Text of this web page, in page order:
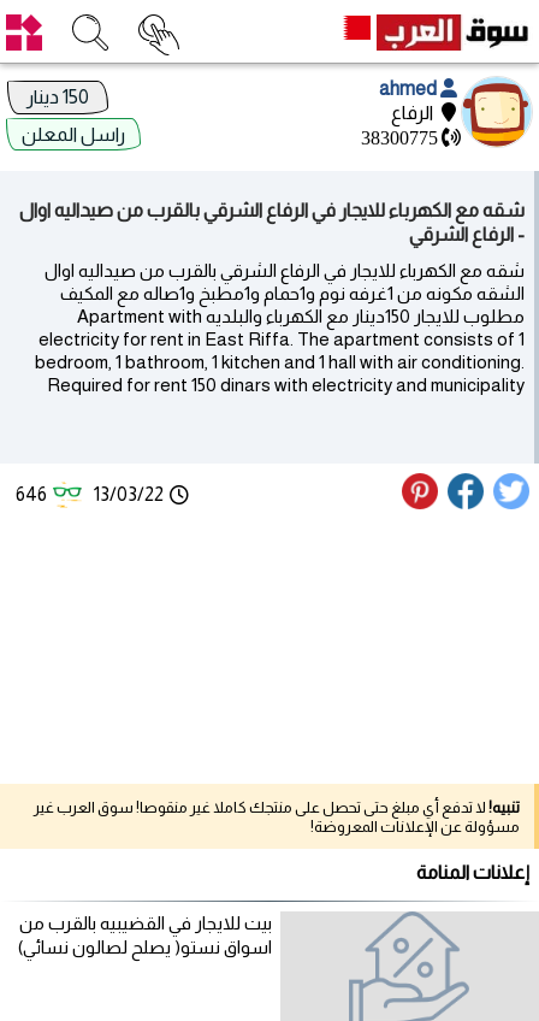
الرفاع
38300775
راسل المعلن
شقه مع الكهرباء للايجار في الرفاع الشرقي بالقرب من صيداليه اوال
- الرفاع الشرقي
شقه مع الكهرباء للايجار في الرفاع الشرقي بالقرب من صيداليه اوال
الشقه مكونه من 1غرفه نوم و1حمام و1مطبخ و1صاله مع المكيف
مطلوب للايجار 150دينار مع الكهرباء والبلديه Apartment with
electricity for rent in East Riffa. The apartment consists of 1
bedroom, 1 bathroom, 1 kitchen and 1 hall with air conditioning.
Required for rent 150 dinars with electricity and municipality
13/03/22
646
تنبيه! لا تدفع أي مبلغ حتى تحصل على منتجك كاملا غير منقوصا! سوق العرب غير
مسؤولة عن الإعلانات المعروضة!
إعلانات المنامة
بيت للايجار في القضيبيه بالقرب من
اسواق نستو( يصلح لصالون نسائي)